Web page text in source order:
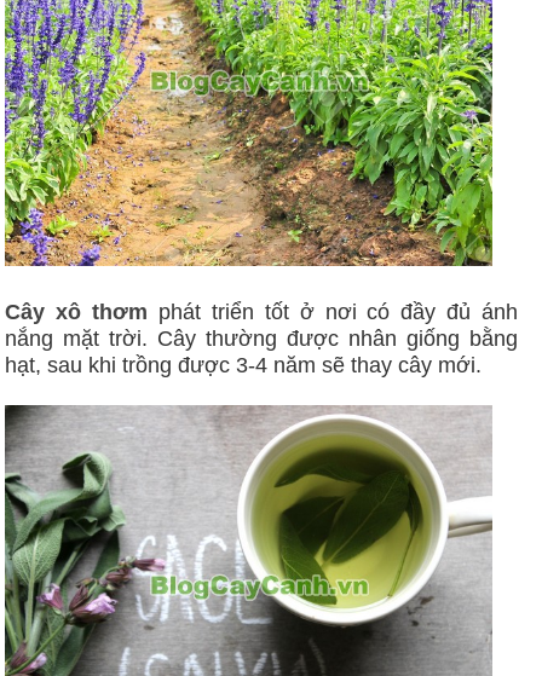
Cây xô thơm phát triển tốt ở nơi có đầy đủ ánh
nắng mặt trời. Cây thường được nhân giống bằng
hạt, sau khi trồng được 3-4 năm sẽ thay cây mới.